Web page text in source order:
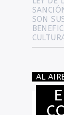
LEY DE
SON
AL